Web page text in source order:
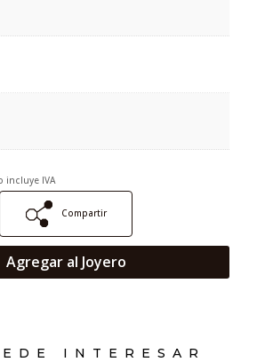
incluye IVA
Compartir
Agregar al Joyero
INTERESAR